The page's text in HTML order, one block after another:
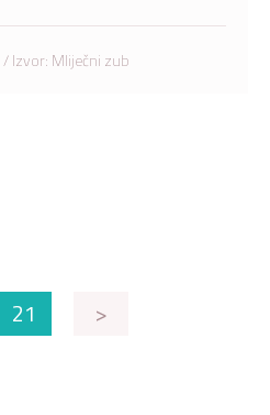
Izvor: Mliječni zub
21 >